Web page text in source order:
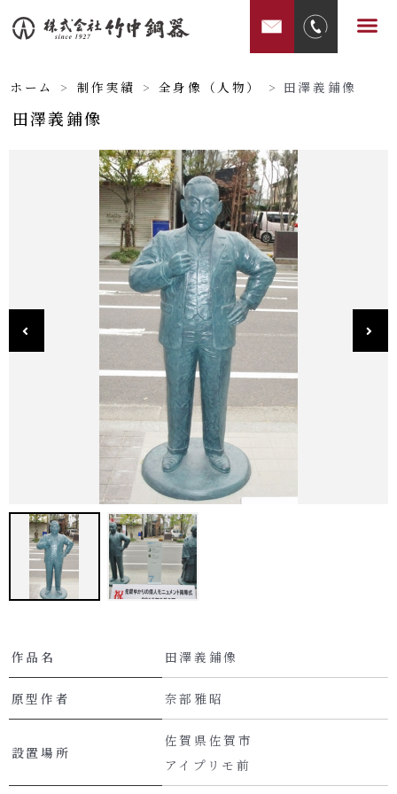
容
ス
メ
ホーム > 制作実績 > 全身像（人物） > 田澤義鋪像
田澤義鋪像
作品名 田澤義鋪像
原型作者 奈部雅昭
設置場所
佐賀県佐賀市
アイプリモ前